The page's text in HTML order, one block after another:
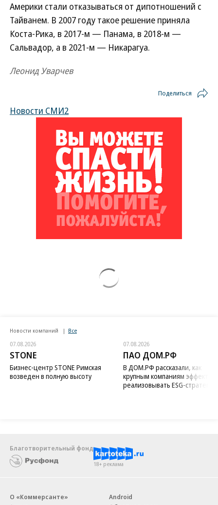
Америки стали отказываться от дипотношений с
Тайванем. В 2007 году такое решение приняла
Коста-Рика, в 2017-м — Панама, в 2018-м —
Сальвадор, а в 2021-м — Никарагуа.
Леонид Уварчев
Поделиться
Новости СМИ2
Новости компаний Все
07.08.2026
STONE
Бизнес-центр STONE Римская
возведен в полную высоту
07.08.2026
ПАО ДОМ.РФ
В ДОМ.РФ рассказали, как
крупным компаниям
реализовывать ESG-стратегию
Благотворительный фонд
18+ реклама
О «Коммерсанте»
Android